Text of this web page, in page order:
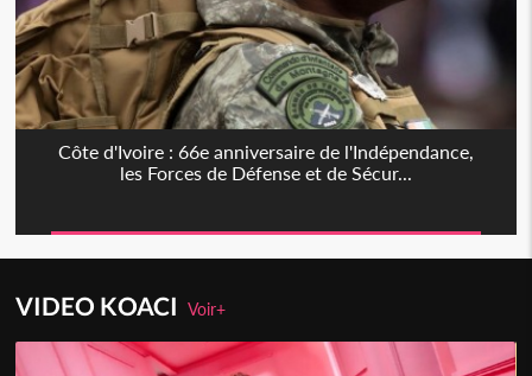
Côte d'Ivoire : 66e anniversaire de l'Indépendance,
les Forces de Défense et de Sécur...
VIDEO KOACIVoir+